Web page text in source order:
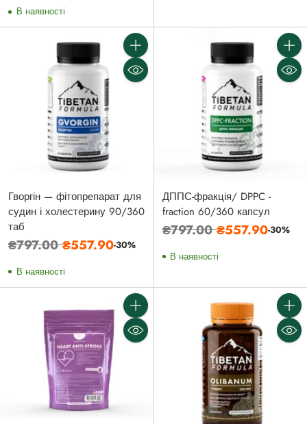
В наявності
Кількість
Гворгін — фітопрепарат для
судин і холестерину 90/360
таб
Звичайна
₴797.00₴557.90-30%
В наявності
ДППС-фракція/ DPPC -
fraction 60/360 капсул
Звичайна
₴797.00₴557.90-30%
В наявності
Кількість